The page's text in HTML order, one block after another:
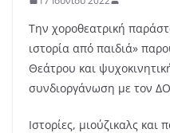
Την χοροθεατρική
ιστορία από παιδιά»
Θεάτρου και
συνδιοργάνωση με τον
Ιστορίες, μιούζικαλς